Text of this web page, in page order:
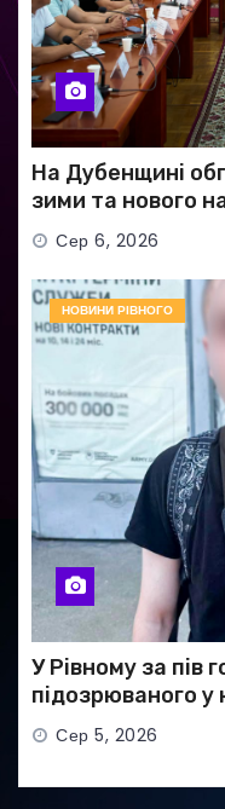
На Дубенщині
зими та нового
Сер 6, 2026
НОВИНИ РІВНОГО
У Рівному за пів
підозрюваного
тисяч гривень
Сер 5, 2026